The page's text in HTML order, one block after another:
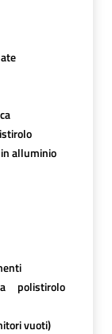
alluminio
polistirolo
vuoti)